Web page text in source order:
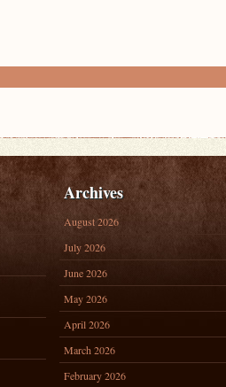
Archives
August 2026
July 2026
June 2026
May 2026
April 2026
March 2026
February 2026